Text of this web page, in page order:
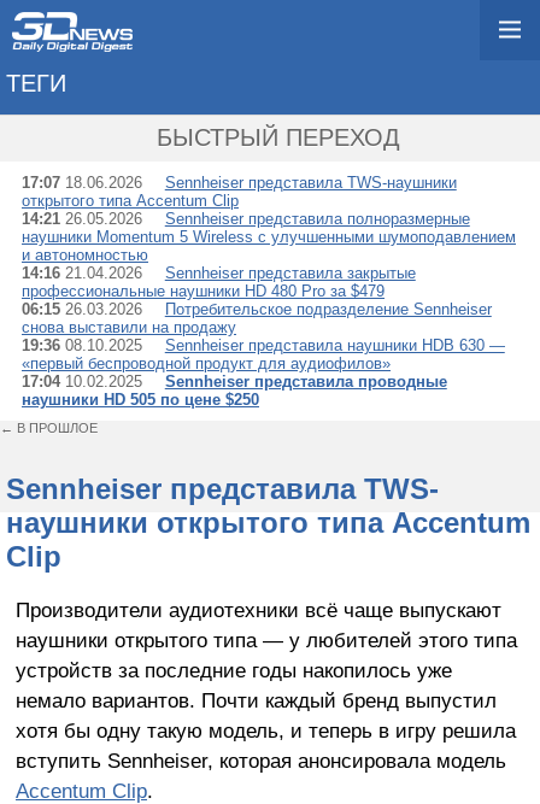
ТЕГИ
БЫСТРЫЙ ПЕРЕХОД
17:07 18.06.2026
Sennheiser представила TWS-наушники
открытого типа Accentum Clip
14:21 26.05.2026
Sennheiser представила полноразмерные
наушники Momentum 5 Wireless с улучшенными шумоподавлением
и автономностью
14:16 21.04.2026
Sennheiser представила закрытые
профессиональные наушники HD 480 Pro за $479
06:15 26.03.2026
Потребительское подразделение Sennheiser
снова выставили на продажу
19:36 08.10.2025
Sennheiser представила наушники HDB 630 —
«первый беспроводной продукт для аудиофилов»
17:0410.02.2025
Sennheiser представила проводные
наушники HD 505 по цене $250
← В ПРОШЛОЕ
Sennheiser представила TWS-
наушники открытого типа Accentum
Clip
Производители аудиотехники всё чаще выпускают
наушники открытого типа — у любителей этого типа
устройств за последние годы накопилось уже
немало вариантов. Почти каждый бренд выпустил
хотя бы одну такую модель, и теперь в игру решила
вступить Sennheiser, которая анонсировала модель
Accentum Clip.